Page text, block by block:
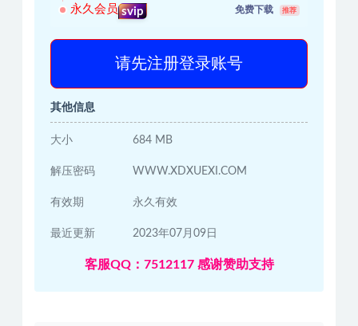
永久会员 svip 免费下载 推荐
请先注册登录账号
其他信息
大小 684 MB
解压密码 WWW.XDXUEXI.COM
有效期 永久有效
最近更新 2023年07月09日
客服QQ：7512117 感谢赞助支持